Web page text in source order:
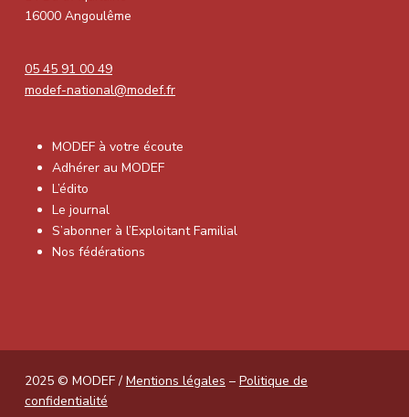
16000 Angoulême
05 45 91 00 49
modef-national@modef.fr
MODEF à votre écoute
Adhérer au MODEF
L’édito
Le journal
S’abonner à l’Exploitant Familial
Nos fédérations
2025 © MODEF / Mentions légales – Politique de
confidentialité